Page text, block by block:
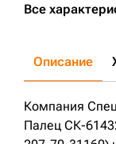
Все
Описание
Компания
Палец СК-